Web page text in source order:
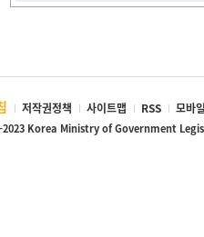
저작권정책 사이트맵 RSS 모바
Korea Ministry of Government